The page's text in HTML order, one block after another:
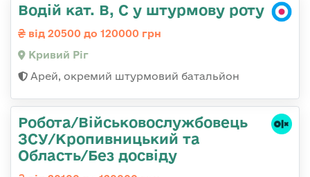
Водій кат. В, С у штурмову роту
від 20500 до 120000 грн
Кривий Ріг
Арей, окремий штурмовий батальйон
Робота/Військовослужбовець
ЗСУ/Кропивницький та
Область/Без досвіду